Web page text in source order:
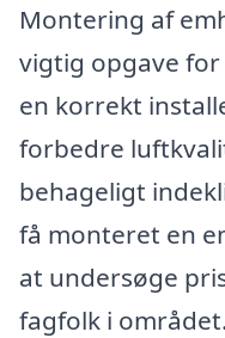
Montering af
vigtig opgave
en korrekt
forbedre
behageligt
få monteret en
at undersøge
fagfolk i